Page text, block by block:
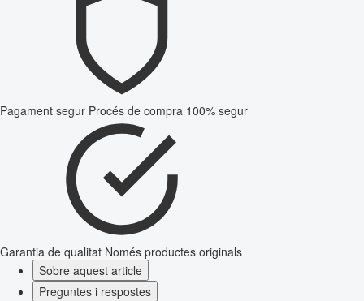
Pagament segur Procés de compra 100% segur
Garantia de qualitat Només productes originals
Sobre aquest article
Preguntes i respostes